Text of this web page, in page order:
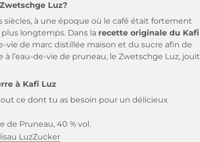
Luz?
siècles, à une époque où le café était fortement
longtemps. Dans la recette originale du Kafi
vie de marc distillée maison et du sucre afin de
à l’eau-de-vie de pruneau, le Zwetschge Luz, jouit
à Kafi Luz
ce dont tu as besoin pour un délicieux
de Pruneau, 40 % vol.
LuzZucker